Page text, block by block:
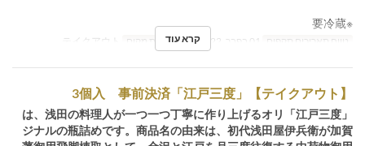
※要冷蔵
טווח תאריכים תקפים קטגוריית מקוםקרא עוד
【テイクアウト】「江戸三度」3個入 事前決済
「江戸三度」は、浅田の料理人が一つ一つ丁寧に作り上げるオリ
ジナルの瓶詰めです。商品名の由来は、初代浅田屋伊兵衛が加賀